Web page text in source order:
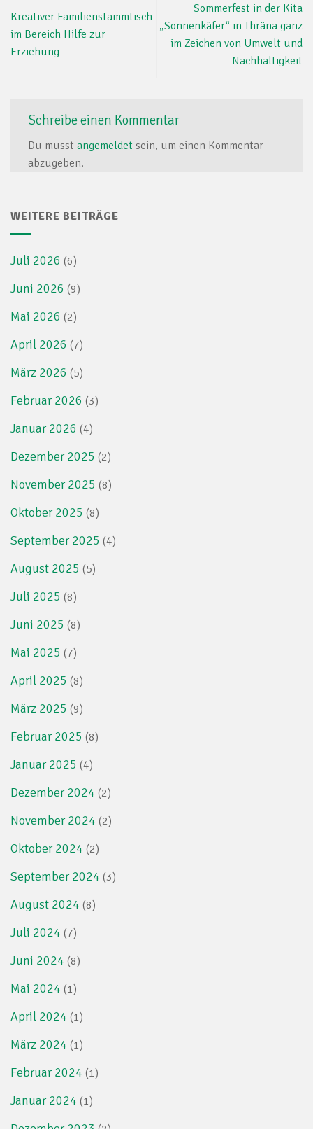
Kreativer Familienstammtisch
im Bereich Hilfe zur
Erziehung
Sommerfest in der Kita
„Sonnenkäfer“ in Thräna ganz
im Zeichen von Umwelt und
Nachhaltigkeit
Schreibe einen Kommentar
Du musst angemeldet sein, um einen Kommentar
abzugeben.
WEITERE BEITRÄGE
Juli 2026 (6)
Juni 2026 (9)
Mai 2026 (2)
April 2026 (7)
März 2026 (5)
Februar 2026 (3)
Januar 2026 (4)
Dezember 2025 (2)
November 2025 (8)
Oktober 2025 (8)
September 2025 (4)
August 2025 (5)
Juli 2025 (8)
Juni 2025 (8)
Mai 2025 (7)
April 2025 (8)
März 2025 (9)
Februar 2025 (8)
Januar 2025 (4)
Dezember 2024 (2)
November 2024 (2)
Oktober 2024 (2)
September 2024 (3)
August 2024 (8)
Juli 2024 (7)
Juni 2024 (8)
Mai 2024 (1)
April 2024 (1)
März 2024 (1)
Februar 2024 (1)
Januar 2024 (1)